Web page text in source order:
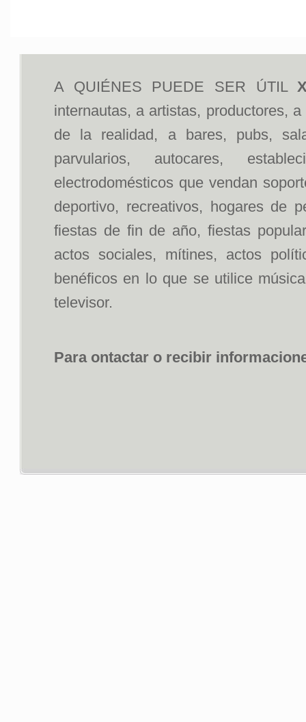
A QUIÉNES PUEDE SER ÚTIL
internautas, a artistas, productores,
de la realidad, a bares, pubs,
parvularios, autocares,
electrodomésticos que vendan
deportivo, recreativos, hogares de
fiestas de fin de año, fiestas
actos sociales, mítines, actos
benéficos en lo que se utilice
televisor.
Para ontactar o recibir